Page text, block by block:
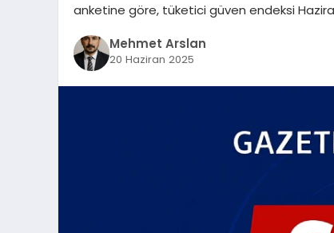
anketine göre, tüketici güven endeksi
Mehmet Arslan
20 Haziran 2025